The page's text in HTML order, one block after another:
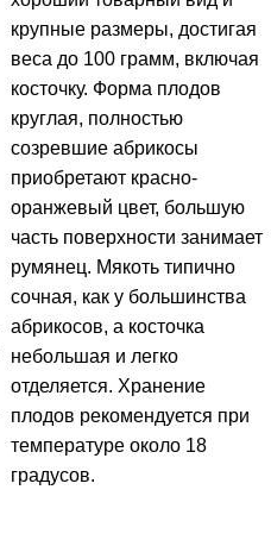
крупные размеры, достигая
веса до 100 грамм, включая
косточку. Форма плодов
круглая, полностью
созревшие абрикосы
приобретают красно-
оранжевый цвет, большую
часть поверхности занимает
румянец. Мякоть типично
сочная, как у большинства
абрикосов, а косточка
небольшая и легко
отделяется. Хранение
плодов рекомендуется при
температуре около 18
градусов.